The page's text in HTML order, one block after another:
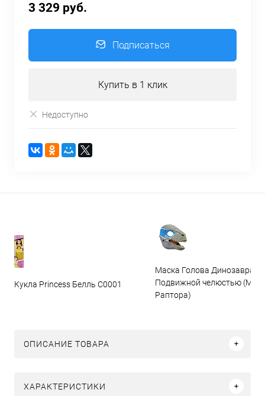
3 329 руб.
Подписаться
Купить в 1 клик
Недоступно
Кукла Princess Белль C0001
Маска Голова Динозавра с
Подвижной челюстью
Раптора)
ОПИСАНИЕ ТОВАРА
ХАРАКТЕРИСТИКИ